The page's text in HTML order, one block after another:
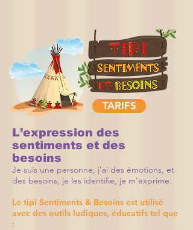
L’expression des
sentiments et des
besoins
Je suis une personne, j’ai des émotions, et
des besoins, je les identifie, je m’exprime.
Le tipi Sentiments & Besoins est utilisé
avec des outils ludiques, éducatifs tel que
:
TARIFS